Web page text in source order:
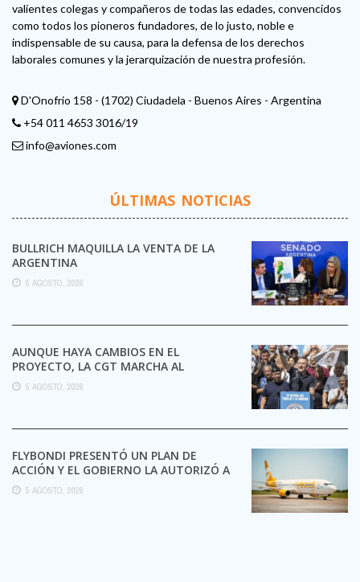
valientes colegas y compañeros de todas las edades, convencidos
como todos los pioneros fundadores, de lo justo, noble e
indispensable de su causa, para la defensa de los derechos
laborales comunes y la jerarquización de nuestra profesión.
D'Onofrio 158 - (1702) Ciudadela - Buenos Aires - Argentina
+54 011 4653 3016/19
info@aviones.com
ÚLTIMAS NOTICIAS
BULLRICH MAQUILLA LA VENTA DE LA
ARGENTINA
5 AGOSTO, 2026
AUNQUE HAYA CAMBIOS EN EL
PROYECTO, LA CGT MARCHA AL
CONGRESO CONTRA LA LEY DE ...
5 AGOSTO, 2026
FLYBONDI PRESENTÓ UN PLAN DE
ACCIÓN Y EL GOBIERNO LA AUTORIZÓ A
SEGUIR OPERANDO
5 AGOSTO, 2026